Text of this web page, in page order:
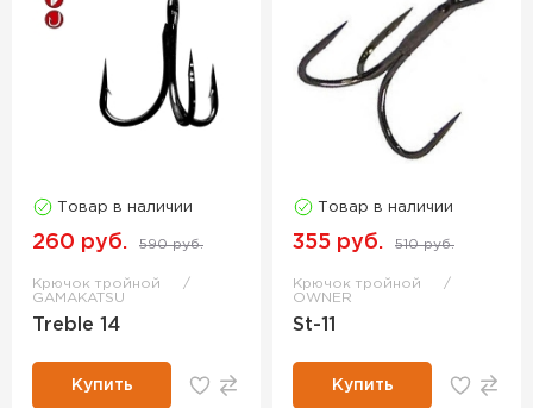
Товар в наличии
260 руб. 590 руб.
Крючок тройной
GAMAKATSU
Treble 14
Купить
Товар в наличии
355 руб. 510 руб.
Крючок тройной
OWNER
St-11
Купить